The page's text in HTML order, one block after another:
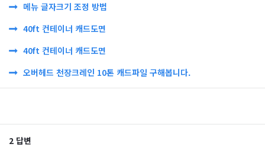
메뉴 글자크기 조정 방법
40ft 컨테이너 캐드도면
40ft 컨테이너 캐드도면
오버헤드 천장크레인 10톤 캐드파일 구해봅니다.
2 답변